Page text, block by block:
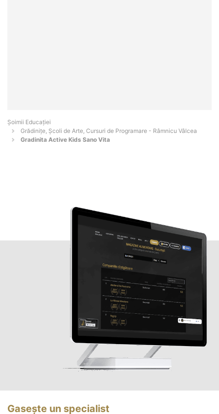
Șoimii Educației
Grădinițe, Școli de Arte, Cursuri de Programare - Râmnicu Vâlcea
Gradinita Active Kids Sano Vita
Gasește un specialist